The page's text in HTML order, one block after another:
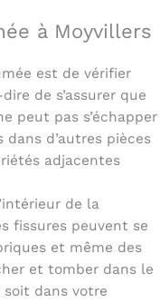
à Moyvillers
est de vérifier
de s’assurer que
peut pas s’échapper
dans d’autres pièces
adjacentes
de la
fissures peuvent se
et même des
et tomber dans le
dans votre